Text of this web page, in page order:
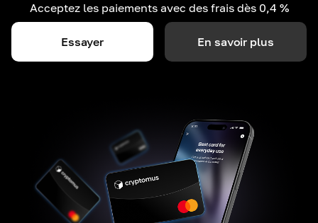
Acceptez les paiements avec des frais dès 0,4 %
Essayer En savoir plus